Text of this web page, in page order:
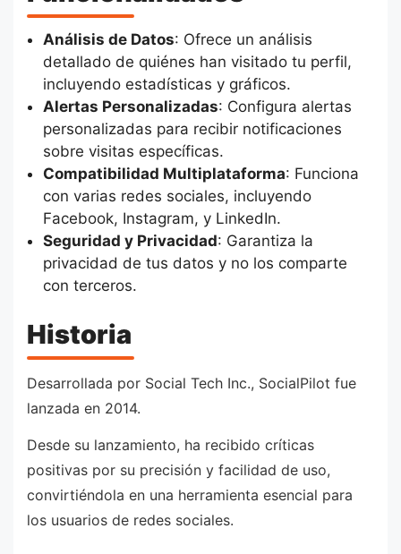
Análisis de Datos: Ofrece un análisis
detallado de quiénes han visitado tu perfil,
incluyendo estadísticas y gráficos.
Alertas Personalizadas: Configura alertas
personalizadas para recibir notificaciones
sobre visitas específicas.
Compatibilidad Multiplataforma: Funciona
con varias redes sociales, incluyendo
Facebook, Instagram, y LinkedIn.
Seguridad y Privacidad: Garantiza la
privacidad de tus datos y no los comparte
con terceros.
Historia
Desarrollada por Social Tech Inc., SocialPilot fue
lanzada en 2014.
Desde su lanzamiento, ha recibido críticas
positivas por su precisión y facilidad de uso,
convirtiéndola en una herramienta esencial para
los usuarios de redes sociales.